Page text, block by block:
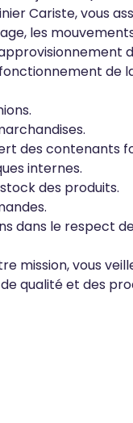
Cariste, vous
les
de
des contenants
internes.
des produits.
dans le respect
mission, vous
qualité et des